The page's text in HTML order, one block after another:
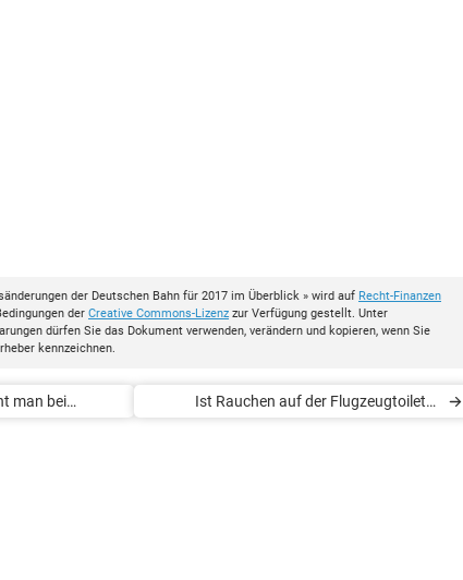
der Deutschen Bahn für 2017 im Überblick » wird auf Recht-Finanzen
der Creative Commons-Lizenz zur Verfügung gestellt. Unter
dürfen Sie das Dokument verwenden, verändern und kopieren, wenn Sie
kennzeichnen.
man bei
Ist Rauchen auf der Flugzeugtoilette